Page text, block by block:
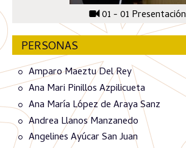
01 - 01 Presentación
PERSONAS
Amparo Maeztu Del Rey
Ana Mari Pinillos Azpilicueta
Ana María López de Araya Sanz
Andrea Llanos Manzanedo
Angelines Ayúcar San Juan